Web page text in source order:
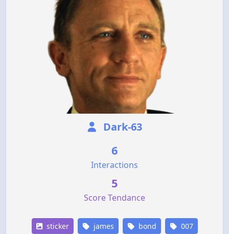
Dark-63
6
Interactions
5
Score Tendance
sticker james bond 007